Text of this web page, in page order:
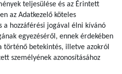
teljesülése és az Érintett
az Adatkezelő köteles
a hozzáférési jogával élni kívánó
egyezéséről, ennek érdekében
történő betekintés, illetve azokról
személyének azonosításához